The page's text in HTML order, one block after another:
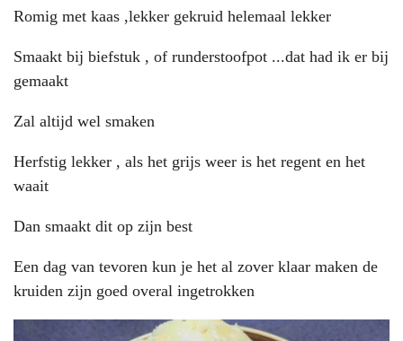
Romig met kaas ,lekker gekruid helemaal lekker
Smaakt bij biefstuk , of runderstoofpot ...dat had ik er bij
gemaakt
Zal altijd wel smaken
Herfstig lekker , als het grijs weer is het regent en het
waait
Dan smaakt dit op zijn best
Een dag van tevoren kun je het al zover klaar maken de
kruiden zijn goed overal ingetrokken